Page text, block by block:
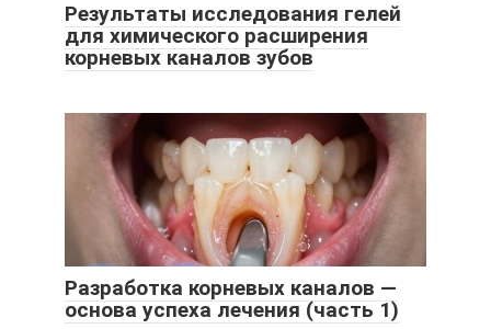
Результаты исследования гелей
для химического расширения
корневых каналов зубов
Разработка корневых каналов —
основа успеха лечения (часть 1)